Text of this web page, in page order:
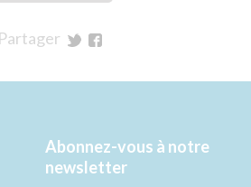
Partager
Twitter
Facebook
Abonnez-vous à notre
newsletter